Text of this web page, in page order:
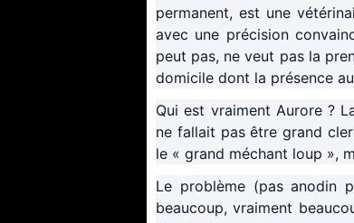
permanent, est une
avec une précision
peut pas, ne veut pas la
domicile dont la présence
Qui est vraiment Aurore ?
ne fallait pas être grand
le « grand méchant loup »,
Le problème (pas anodin
beaucoup, vraiment